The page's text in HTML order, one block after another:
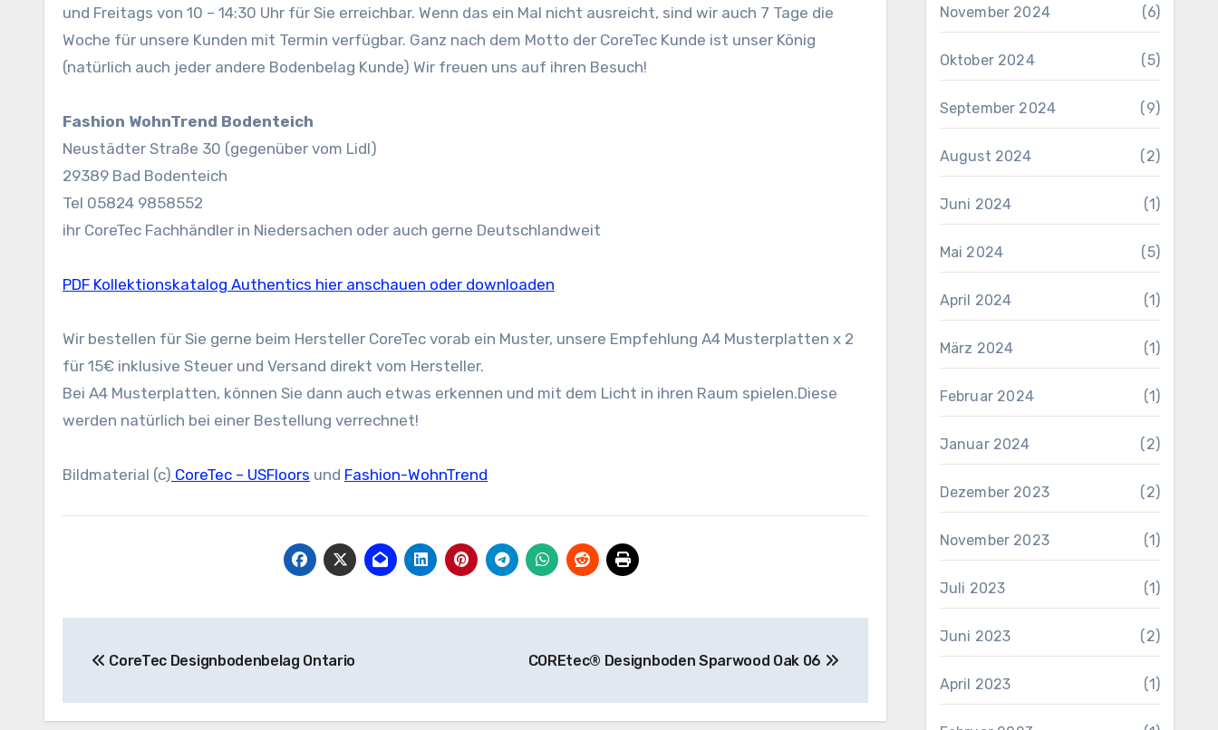
und Freitags von 10 – 14:30 Uhr für Sie erreichbar. Wenn das ein Mal nicht ausreicht, sind wir auch 7 Tage die
Woche für unsere Kunden mit Termin verfügbar. Ganz nach dem Motto der CoreTec Kunde ist unser König
(natürlich auch jeder andere Bodenbelag Kunde) Wir freuen uns auf ihren Besuch!
Fashion WohnTrend Bodenteich
Neustädter Straße 30 (gegenüber vom Lidl)
29389 Bad Bodenteich
Tel 05824 9858552
ihr CoreTec Fachhändler in Niedersachen oder auch gerne Deutschlandweit
PDF Kollektionskatalog Authentics hier anschauen oder downloaden
Wir bestellen für Sie gerne beim Hersteller CoreTec vorab ein Muster, unsere Empfehlung A4 Musterplatten x 2
für 15€ inklusive Steuer und Versand direkt vom Hersteller.
Bei A4 Musterplatten, können Sie dann auch etwas erkennen und mit dem Licht in ihren Raum spielen.Diese
werden natürlich bei einer Bestellung verrechnet!
Bildmaterial (c) CoreTec – USFloors und Fashion-WohnTrend
CoreTec Designbodenbelag Ontario COREtec® Designboden Sparwood Oak 06
November 2024 (6)
Oktober 2024 (5)
September 2024 (9)
August 2024 (2)
Juni 2024 (1)
Mai 2024 (5)
April 2024 (1)
März 2024 (1)
Februar 2024 (1)
Januar 2024 (2)
Dezember 2023 (2)
November 2023 (1)
Juli 2023 (1)
Juni 2023 (2)
April 2023 (1)